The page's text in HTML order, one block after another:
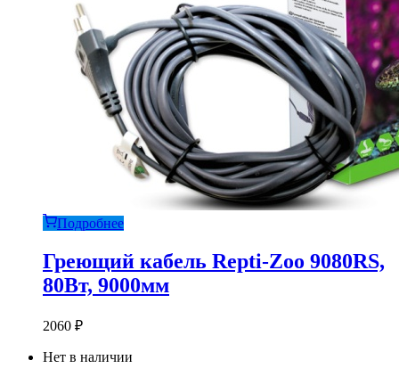
Подробнее
Греющий кабель Repti-Zoo 9080RS,
80Вт, 9000мм
2060 ₽
Нет в наличии